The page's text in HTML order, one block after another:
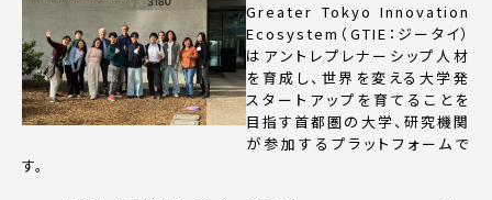
Greater Tokyo Innovation
Ecosystem（GTIE：ジータイ）
はアントレプレナーシップ人材
を育成し、世界を変える大学発
スタートアップを育てることを
目指す首都圏の大学、研究機関
が参加するプラットフォームで
す。